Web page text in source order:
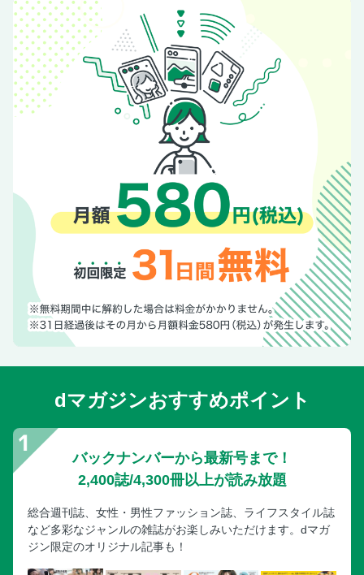
dマガジンおすすめポイント
バックナンバーから最新号まで！
2,400誌/4,300冊以上が読み放題
総合週刊誌、女性・男性ファッション誌、ライフスタイル誌
など多彩なジャンルの雑誌がお楽しみいただけます。dマガ
ジン限定のオリジナル記事も！